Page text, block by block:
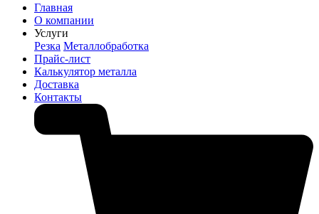
Главная
О компании
Услуги
Резка Металлобработка
Прайс-лист
Калькулятор металла
Доставка
Контакты